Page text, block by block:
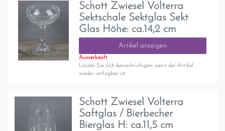
Schott Zwiesel Volterra
Sektschale Sektglas Sekt
Glas Höhe: ca.14,2 cm
Artikel anzeigen
Ausverkauft
Lassen Sie sich benachrichigen, wenn der Artikel
wieder verfügbar ist.
Schott Zwiesel Volterra
Saftglas / Bierbecher
Bierglas H: ca.11,5 cm